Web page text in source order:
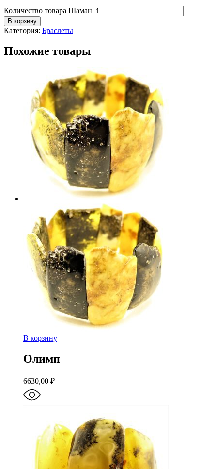
Количество товара Шаман
В корзину
Категория: Браслеты
Похожие товары
В корзину
Олимп
6630,00 ₽